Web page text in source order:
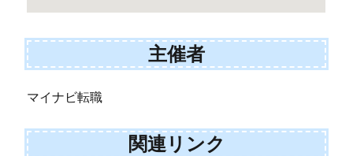
主催者
マイナビ転職
関連リンク